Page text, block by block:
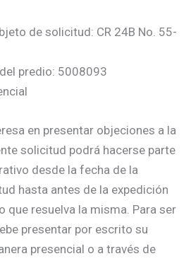
de solicitud: CR 24B No. 55-
predio: 5008093
en presentar objeciones a la
solicitud podrá hacerse parte
desde la fecha de la
hasta antes de la expedición
que resuelva la misma. Para ser
presentar por escrito su
presencial o a través de